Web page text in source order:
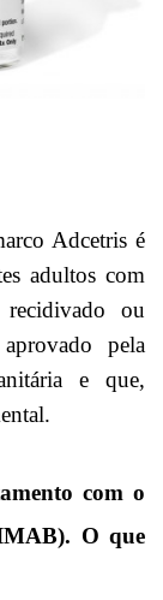
Adcetris é
adultos com
ou
pela
e que,
com o
O que